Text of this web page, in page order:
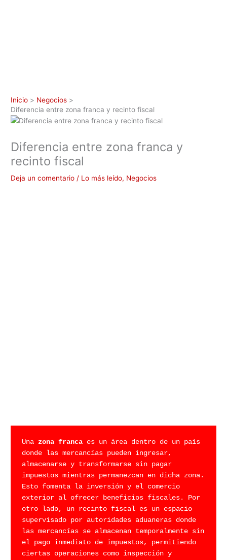
Inicio
Negocios
Diferencia entre zona franca y recinto fiscal
Diferencia entre zona franca y
recinto fiscal
Deja un comentario / Lo más leído, Negocios
Una zona franca es un área dentro de un país
donde las mercancías pueden ingresar,
almacenarse y transformarse sin pagar
impuestos mientras permanezcan en dicha zona.
Esto fomenta la inversión y el comercio
exterior al ofrecer beneficios fiscales. Por
otro lado, un recinto fiscal es un espacio
supervisado por autoridades aduaneras donde
las mercancías se almacenan temporalmente sin
el pago inmediato de impuestos, permitiendo
ciertas operaciones como inspección y